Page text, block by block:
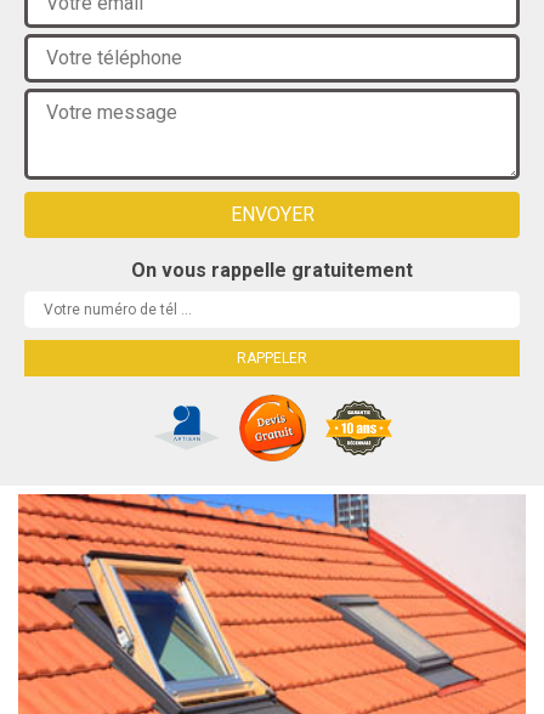
On vous rappelle gratuitement